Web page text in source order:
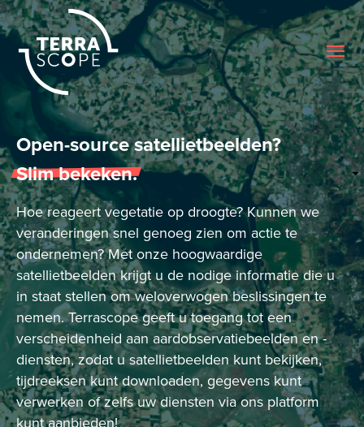
Homepage
Open-source satellietbeelden?
Slim bekeken.
Hoe reageert vegetatie op droogte? Kunnen we
veranderingen snel genoeg zien om actie te
ondernemen? Met onze hoogwaardige
satellietbeelden krijgt u de nodige informatie die u
in staat stellen om weloverwogen beslissingen te
nemen. Terrascope geeft u toegang tot een
verscheidenheid aan aardobservatiebeelden en -
diensten, zodat u satellietbeelden kunt bekijken,
tijdreeksen kunt downloaden, gegevens kunt
verwerken of zelfs uw diensten via ons platform
kunt aanbieden!